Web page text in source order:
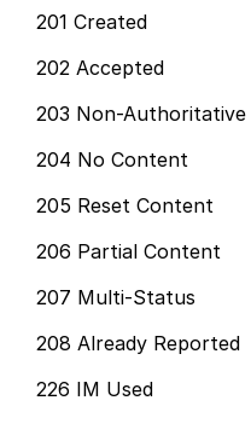
201 Created
202 Accepted
203 Non-
204 No Content
205 Reset Content
206 Partial Content
207 Multi-Status
208 Already Reported
226 IM Used